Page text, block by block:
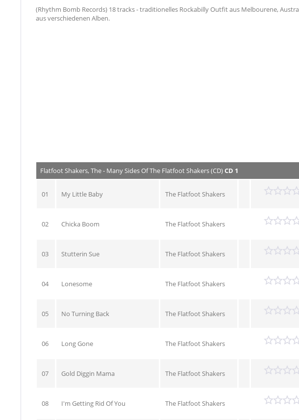
(Rhythm Bomb Records) 18 tracks - traditionelles Rockabilly Outfit aus Melbourene,
aus verschiedenen Alben.
Flatfoot Shakers, The - Many Sides Of The Flatfoot Shakers (CD)CD 1
01 My Little Baby The Flatfoot Shakers
02 Chicka Boom The Flatfoot Shakers
03 Stutterin Sue The Flatfoot Shakers
04 Lonesome The Flatfoot Shakers
05 No Turning Back The Flatfoot Shakers
06 Long Gone The Flatfoot Shakers
07 Gold Diggin Mama The Flatfoot Shakers
08 I'm Getting Rid Of You The Flatfoot Shakers